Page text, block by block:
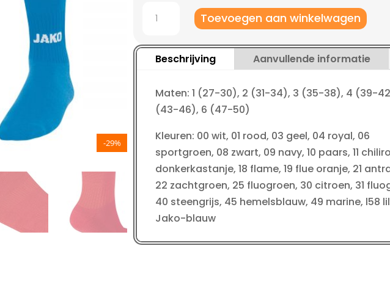
-29%
Kous
Glasgow
2.0
Toevoegen aan winkelwagen
Beschrijving Aanvullende informatie
Maten: 1 (27-30), 2 (31-34), 3 (35-38), 4 (39-
(43-46), 6 (47-50)
Kleuren: 00 wit, 01 rood, 03 geel, 04 royal, 06
sportgroen, 08 zwart, 09 navy, 10 paars, 11
donkerkastanje, 18 flame, 19 flue oranje, 21
22 zachtgroen, 25 fluogroen, 30 citroen, 31
40 steengrijs, 45 hemelsblauw, 49 marine, l58
Jako-blauw